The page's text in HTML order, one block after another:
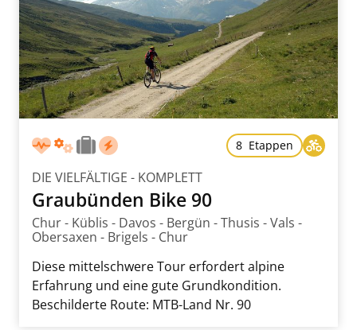
8 Etappen
DIE VIELFÄLTIGE - KOMPLETT
Graubünden Bike 90
Chur - Küblis - Davos - Bergün - Thusis - Vals -
Obersaxen - Brigels - Chur
Diese mittelschwere Tour erfordert alpine
Erfahrung und eine gute Grundkondition.
Beschilderte Route: MTB-Land Nr. 90